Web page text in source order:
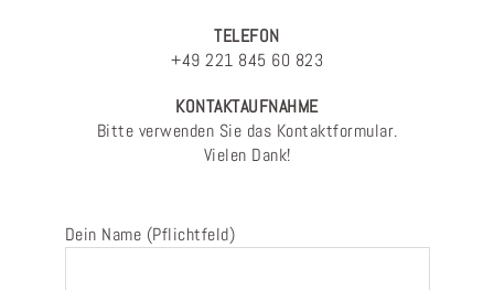
TELEFON
+49 221 845 60 823
KONTAKTAUFNAHME
Bitte verwenden Sie das Kontaktformular.
Vielen Dank!
Dein Name (Pflichtfeld)